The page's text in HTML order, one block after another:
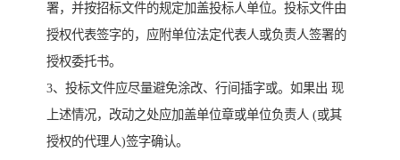
署，并按招标文件的规定加盖投标人单位。投标文件由
授权代表签字的，应附单位法定代表人或负责人签署的
授权委托书。
3、投标文件应尽量避免涂改、行间插字或。如果出 现
上述情况，改动之处应加盖单位章或单位负责人 (或其
授权的代理人)签字确认。